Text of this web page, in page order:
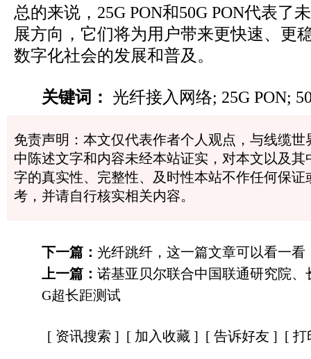
总的来说，25G PON和50G PON代表了
展方向，它们将为用户带来更快速、更
数字化社会的发展和普及。
关键词： 光纤接入网络; 25G PON;
免责声明：本文仅代表作者个人观点，与线缆
中陈述文字和内容未经本站证实，对本文以及
字的真实性、完整性、及时性本站不作任何保
考，并请自行核实相关内容。
下一篇： 光纤跳纤，这一篇文章可以看一看
上一篇： 诺基亚贝尔联合中国联通研究院、
G超长距测试
[ 资讯搜索 ] [ 加入收藏] [ 告诉好友 ] [ 打